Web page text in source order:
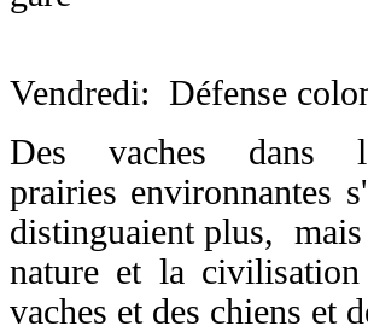
Vendredi: Défense
Des vaches dans
prairies environnantes
distinguaient plus,
nature et la
vaches et des chiens et